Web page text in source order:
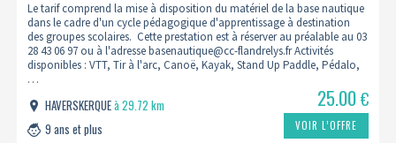
Le tarif comprend la mise à disposition du matériel de la base nautique
dans le cadre d'un cycle pédagogique d'apprentissage à destination
des groupes scolaires. Cette prestation est à réserver au préalable au 03
28 43 06 97 ou à l'adresse basenautique@cc-flandrelys.fr Activités
disponibles : VTT, Tir à l'arc, Canoë, Kayak, Stand Up Paddle, Pédalo,
…
HAVERSKERQUEà 29.72 km
9 ans et plus
25.00€
VOIR L’OFFRE